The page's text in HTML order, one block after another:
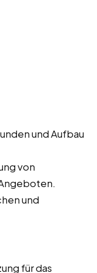
und Aufbau
von
und
für das